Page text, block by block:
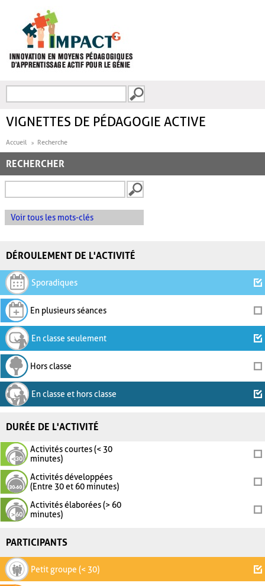
FORMULAIRE DE
VIGNETTES DE PÉDAGOGIE ACTIVE
Accueil Recherche
RECHERCHER
Voir tous les mots-clés
DÉROULEMENT DE L'ACTIVITÉ
Sporadiques
En plusieurs séances
En classe seulement
Hors classe
En classe et hors classe
DURÉE DE L'ACTIVITÉ
Activités courtes (< 30
minutes)
Activités développées
(Entre 30 et 60 minutes)
Activités élaborées (> 60
minutes)
PARTICIPANTS
Petit groupe (< 30)